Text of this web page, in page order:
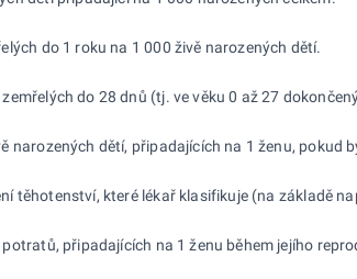
do 1 roku na 1 000 živě narozených dětí.
do 28 dnů (tj. ve věku 0 až 27
narozených dětí, připadajících na 1 ženu,
těhotenství, které lékař klasifikuje (na základě
připadajících na 1 ženu během jejího